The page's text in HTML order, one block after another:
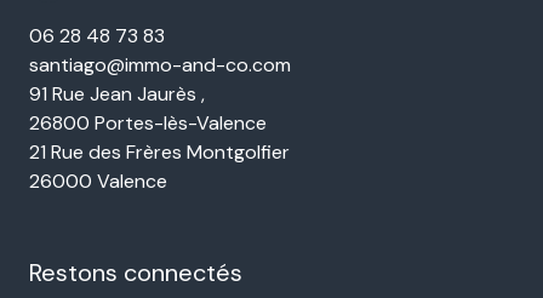
06 28 48 73 83
santiago@immo-and-co.com
91 Rue Jean Jaurès ,
26800 Portes-lès-Valence
21 Rue des Frères Montgolfier
26000 Valence
restons connectés